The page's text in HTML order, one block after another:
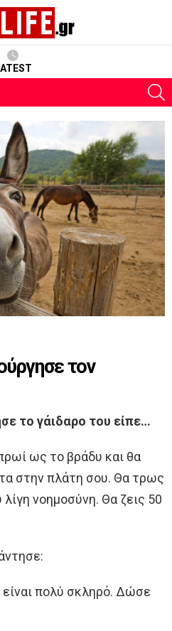
τον
το γάιδαρο του είπε…
ως το βράδυ και θα
στην πλάτη σου. Θα τρως
νοημοσύνη. Θα ζεις 50
πολύ σκληρό. Δώσε